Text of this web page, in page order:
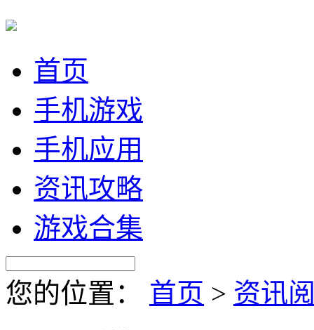
首页
手机游戏
手机应用
资讯攻略
游戏合集
您的位置： 首页 > 资讯